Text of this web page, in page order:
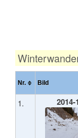
Nr. Bild
1. 2014-